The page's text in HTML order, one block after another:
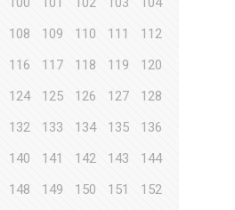
108 109 110 111
112
116 117 118 119
120
124 125 126 127
128
132 133 134 135
136
140 141 142 143
144
148 149 150 151
152